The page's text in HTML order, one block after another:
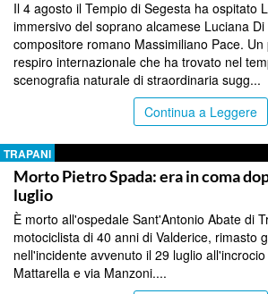
Il 4 agosto il Tempio di Segesta ha ospitato
immersivo del soprano alcamese Luciana
compositore romano Massimiliano Pace.
respiro internazionale che ha trovato nel
scenografia naturale di straordinaria sugg...
Continua a Leggere
TRAPANI
Morto Pietro Spada: era in coma
luglio
È morto all'ospedale Sant'Antonio Abate di
motociclista di 40 anni di Valderice, rimasto
nell'incidente avvenuto il 29 luglio
Mattarella e via Manzoni....